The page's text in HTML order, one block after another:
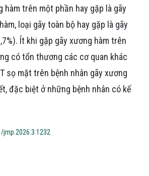
hàm trên một phần hay gặp là gãy
loại gãy toàn bộ hay gặp là gãy
Ít khi gặp gãy xương hàm trên
có tổn thương các cơ quan khác
sọ mặt trên bệnh nhân gãy xương
đặc biệt ở những bệnh nhân có kế